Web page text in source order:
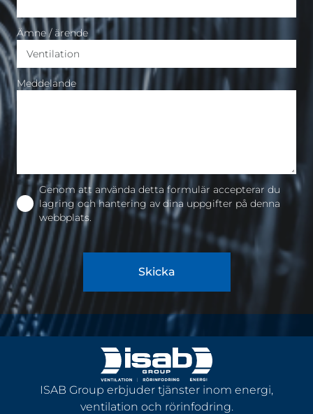
Ämne / ärende
Meddelande
Genom att använda detta formulär accepterar du
lagring och hantering av dina uppgifter på denna
webbplats.
Skicka
ISAB Group erbjuder tjänster inom energi,
ventilation och rörinfodring.